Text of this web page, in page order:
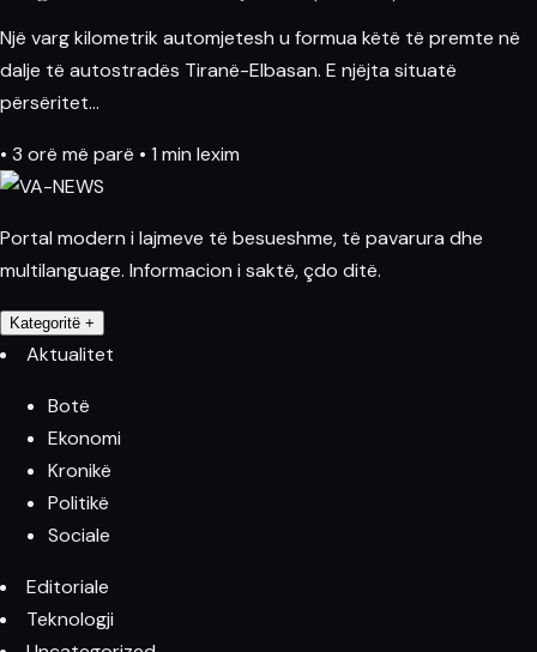
Një varg kilometrik automjetesh u formua këtë të premte në
dalje të autostradës Tiranë-Elbasan. E njëjta situatë
përsëritet…
• 3 orë më parë • 1 min lexim
Portal modern i lajmeve të besueshme, të pavarura dhe
multilanguage. Informacion i saktë, çdo ditë.
Kategoritë +
Aktualitet
Botë
Ekonomi
Kronikë
Politikë
Sociale
Editoriale
Teknologji